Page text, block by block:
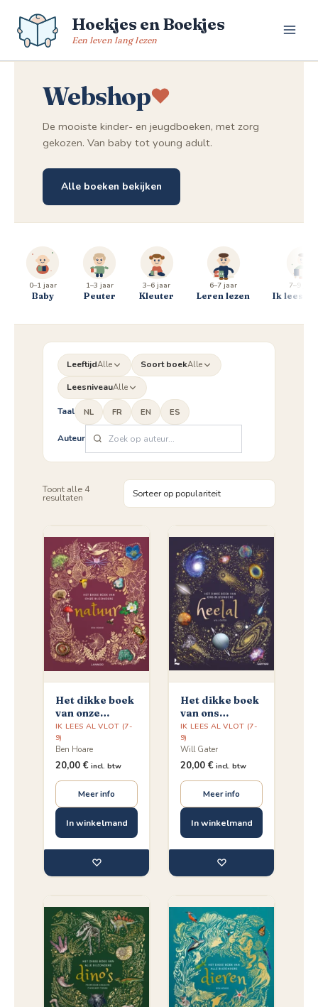
naar
Hoekjes en Boekjes
Een leven lang lezen
Webshop
De mooiste kinder- en jeugdboeken, met zorg
gekozen. Van baby tot young adult.
Alle boeken bekijken
0–1 jaar
Baby
1–3 jaar
Peuter
3–6 jaar
Kleuter
6–7 jaar
Leren lezen
7–9 jaar
Ik lees al
LeeftijdAlle Soort boekAlle
LeesniveauAlle
Taal NL FR EN ES
Auteur
Toont alle 4
resultaten
Het dikke boek
van onze
bijzondere
natuur
IK LEES AL VLOT (7-
9)
Ben Hoare
20,00 € incl. btw
Meer info
In winkelmand
♡
Het dikke boek
van ons
bijzondere
heelal
IK LEES AL VLOT (7-
9)
Will Gater
20,00 € incl. btw
Meer info
In winkelmand
♡